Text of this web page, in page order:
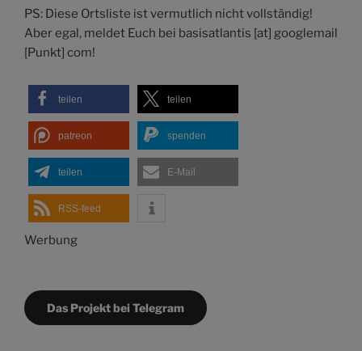
PS: Diese Ortsliste ist vermutlich nicht vollständig!
Aber egal, meldet Euch bei basisatlantis [at] googlemail
[Punkt] com!
teilen teilen
patreon spenden
teilen E-Mail
RSS-feed
Werbung
Das Projekt bei Telegram